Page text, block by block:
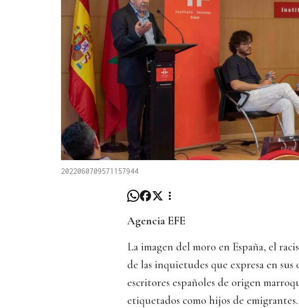
2022060709571157944
Agencia EFE
La imagen del moro en España, el
de las inquietudes que expresa en
escritores españoles de origen
etiquetados como hijos de emigrantes.